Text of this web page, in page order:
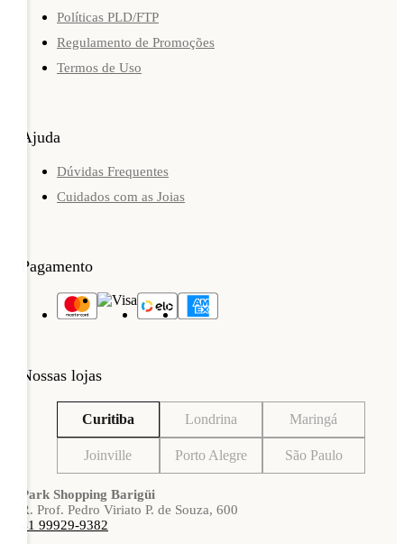
Políticas PLD/FTP
Regulamento de Promoções
Termos de Uso
Ajuda
Dúvidas Frequentes
Cuidados com as Joias
Pagamento
Nossas lojas
Curitiba Londrina Maringá
Joinville Porto Alegre São Paulo
Park Shopping Barigüi
R. Prof. Pedro Viriato P. de Souza, 600
41 99929-9382